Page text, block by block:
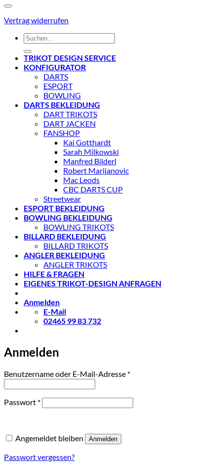
Vertrag widerrufen
Suchen
nach:
TRIKOT DESIGN SERVICE
KONFIGURATOR
DARTS
ESPORT
BOWLING
DARTS BEKLEIDUNG
DART TRIKOTS
DART JACKEN
FANSHOP
Kai Gotthardt
Sarah Milkowski
Manfred Bilderl
Robert Marijanovic
Mac Leods
CBC DARTS CUP
Streetwear
ESPORT BEKLEIDUNG
BOWLING BEKLEIDUNG
BOWLING TRIKOTS
BILLARD BEKLEIDUNG
BILLARD TRIKOTS
ANGLER BEKLEIDUNG
ANGLER TRIKOTS
HILFE & FRAGEN
EIGENES TRIKOT-DESIGN ANFRAGEN
Anmelden
E-Mail
02465 99 83 732
Anmelden
Benutzername oder E-Mail-Adresse *Erforderlich
Passwort *Erforderlich
Angemeldet bleiben Anmelden
Passwort vergessen?